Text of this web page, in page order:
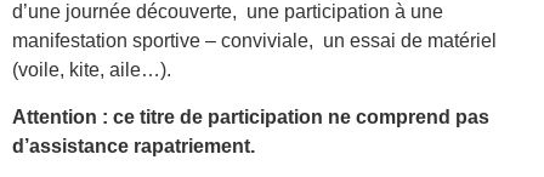
d’une journée découverte, une participation à une
manifestation sportive – conviviale, un essai de matériel
(voile, kite, aile…).
Attention : ce titre de participation ne comprend pas
d’assistance rapatriement.